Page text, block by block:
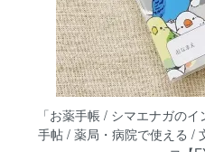
「お薬手帳 / シマエナガの
手帖 / 薬局・病院で使える /